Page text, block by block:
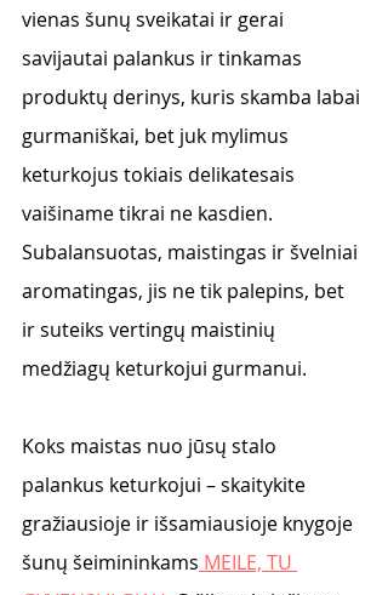
vienas šunų sveikatai ir gerai
savijautai palankus ir tinkamas
produktų derinys, kuris skamba labai
gurmaniškai, bet juk mylimus
keturkojus tokiais delikatesais
vaišiname tikrai ne kasdien.
Subalansuotas, maistingas ir švelniai
aromatingas, jis ne tik palepins, bet
ir suteiks vertingų maistinių
medžiagų keturkojui gurmanui.
Koks maistas nuo jūsų stalo
palankus keturkojui – skaitykite
gražiausioje ir išsamiausioje knygoje
šunų šeimininkams MEILE, TU